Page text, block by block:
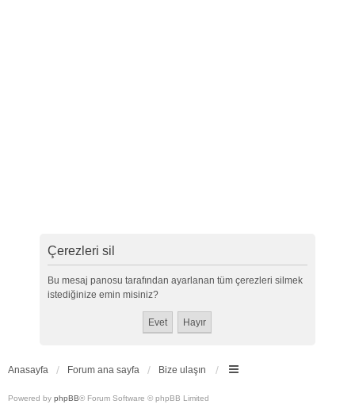
Çerezleri sil
Bu mesaj panosu tarafından ayarlanan tüm çerezleri silmek
istediğinize emin misiniz?
Anasayfa Forum ana sayfa Bize ulaşın
Powered by phpBB® Forum Software © phpBB Limited